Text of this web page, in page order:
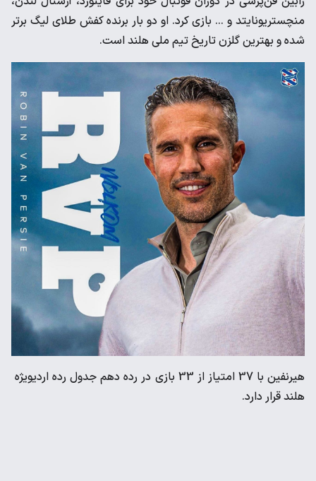
منچستریونایتد و ... بازی کرد. او دو بار برنده کفش طلای لیگ برتر
شده و بهترین گلزن تاریخ تیم ملی هلند است.
هیرنفین با 37 امتیاز از 33 بازی در رده دهم جدول رده اردیویژه
هلند قرار دارد.